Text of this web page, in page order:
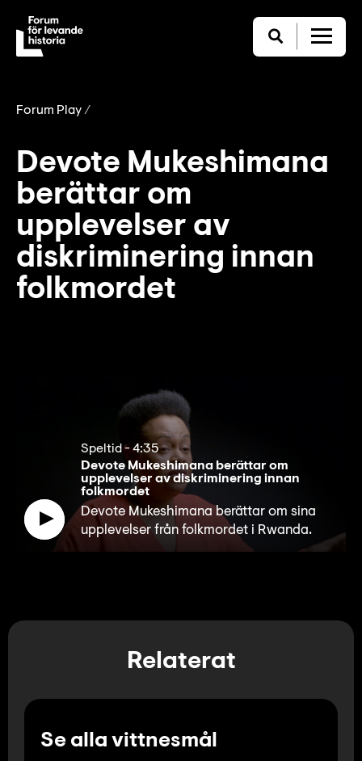
Forum Play
Devote Mukeshimana
berättar om
upplevelser av
diskriminering innan
folkmordet
Speltid -4:35
Devote Mukeshimana berättar om
upplevelser av diskriminering innan
folkmordet
Devote Mukeshimana berättar om sina
upplevelser från folkmordet i Rwanda.
Relaterat
Se alla vittnesmål